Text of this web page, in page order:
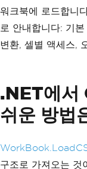
워크북에 로드합니
로 안내합니다: 기
변환, 셀별 액세스,
.NET에서
쉬운 방법
구조로 가져오는 것